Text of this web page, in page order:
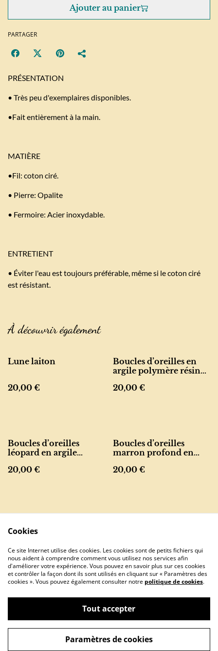
Ajouter au panier
PARTAGER
PRÉSENTATION
• Très peu d'exemplaires disponibles.
•Fait entièrement à la main.
MATIÈRE
•Fil: coton ciré.
• Pierre: Opalite
• Fermoire: Acier inoxydable.
ENTRETIENT
• Éviter l'eau est toujours préférable, même si le coton ciré
est résistant.
À découvrir également
Lune laiton
20,00 €
Boucles d’oreilles en
argile polymère résinée
d’or
20,00 €
Boucles d’oreilles
léopard en argile
résiné
20,00 €
Boucles d’oreilles
marron profond en
recyclée
20,00 €
Contactez-nous
Conditions
Politique de
confidentialité
Politique de
cookies
©2026tsarabe.creations
powered by
Cookies
Ce site Internet utilise des cookies. Les cookies sont de petits fichiers qui
nous aident à comprendre comment vous utilisez nos services afin
d'améliorer votre expérience. Vous pouvez en savoir plus sur ces cookies
et contrôler la façon dont ils sont utilisés en cliquant sur « Paramètres des
cookies ». Vous pouvez également consulter notre politique de cookies.
Tout accepter
Paramètres de cookies